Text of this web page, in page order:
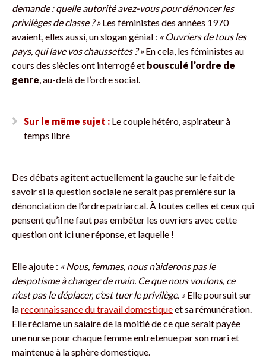
demande : quelle autorité avez-vous pour dénoncer les
privilèges de classe ? »Les féministes des années 1970
avaient, elles aussi, un slogan génial : « Ouvriers de tous les
pays, qui lave vos chaussettes ? »En cela, les féministes au
cours des siècles ont interrogé et bousculé l’ordre de
genre, au-delà de l’ordre social.
Sur le même sujet : Le couple hétéro, aspirateur à
temps libre
Des débats agitent actuellement la gauche sur le fait de
savoir si la question sociale ne serait pas première sur la
dénonciation de l’ordre patriarcal. À toutes celles et ceux qui
pensent qu’il ne faut pas embêter les ouvriers avec cette
question ont ici une réponse, et laquelle !
Elle ajoute : « Nous, femmes, nous n’aiderons pas le
despotisme à changer de main. Ce que nous voulons, ce
n’est pas le déplacer, c’est tuer le privilège. »Elle poursuit sur
lareconnaissance du travail domestiqueet sa rémunération.
Elle réclame un salaire de la moitié de ce que serait payée
une nurse pour chaque femme entretenue par son mari et
maintenue à la sphère domestique.